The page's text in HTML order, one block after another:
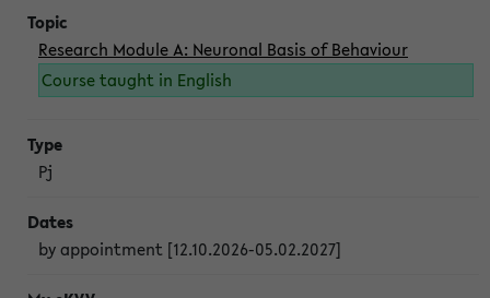
Research Module A: Neuronal Basis of Behaviour
Course taught in English
Pj
by appointment [12.10.2026-05.02.2027]